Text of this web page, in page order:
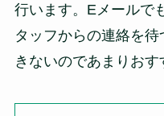
行います。Eメールで
タッフからの連絡を
きないのであまりおす